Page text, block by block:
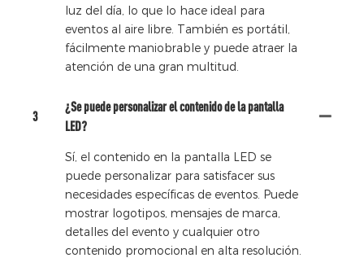
luz del día, lo que lo hace ideal para
eventos al aire libre. También es portátil,
fácilmente maniobrable y puede atraer la
atención de una gran multitud.
3
¿Se puede personalizar el contenido de la pantalla
LED?
Sí, el contenido en la pantalla LED se
puede personalizar para satisfacer sus
necesidades específicas de eventos. Puede
mostrar logotipos, mensajes de marca,
detalles del evento y cualquier otro
contenido promocional en alta resolución.